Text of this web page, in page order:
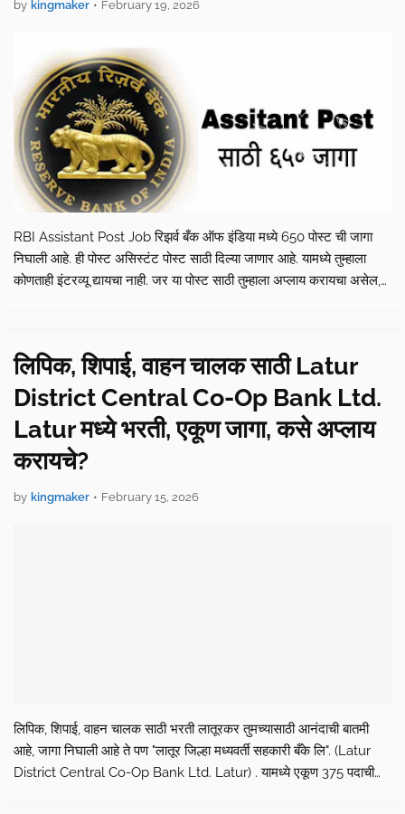
by kingmaker • February 19, 2026
RBI Assistant Post Job रिझर्व बँक ऑफ इंडिया मध्ये 650 पोस्ट ची जागा
निघाली आहे. ही पोस्ट असिस्टंट पोस्ट साठी दिल्या जाणार आहे. यामध्ये तुम्हाला
कोणताही इंटरव्यू द्यायचा नाही. जर या पोस्ट साठी तुम्हाला अप्लाय करायचा असेल,
लिपिक, शिपाई, वाहन चालक साठी Latur
District Central Co-Op Bank Ltd.
Latur मध्ये भरती, एकूण जागा, कसे अप्लाय
करायचे?
by kingmaker • February 15, 2026
लिपिक, शिपाई, वाहन चालक साठी भरती लातूरकर तुमच्यासाठी आनंदाची बातमी
आहे, जागा निघाली आहे ते पण "लातूर जिल्हा मध्यवर्ती सहकारी बँके लि". (Latur
District Central Co-Op Bank Ltd. Latur) . यामध्ये एकूण 375 पदाची